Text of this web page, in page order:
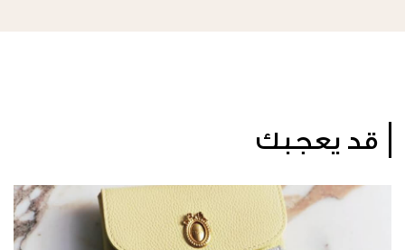
قد يعجبك